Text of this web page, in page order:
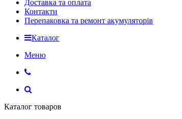
Доставка та оплата
Контакти
Перепаковка та ремонт акумуляторів
Каталог
Меню
Каталог товаров